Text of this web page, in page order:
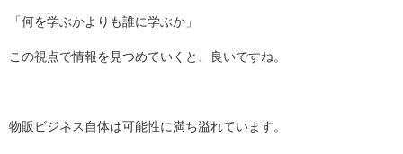
「何を学ぶかよりも誰に学ぶか」
この視点で情報を見つめていくと、良いですね。
物販ビジネス自体は可能性に満ち溢れています。